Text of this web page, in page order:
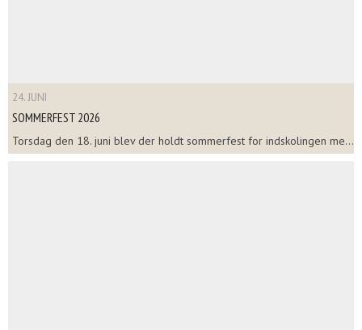
24. JUNI
SOMMERFEST 2026
Torsdag den 18. juni blev der holdt sommerfest for indskolingen me...